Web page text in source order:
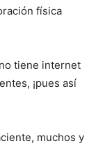
física
tiene internet
¡pues así
muchos y